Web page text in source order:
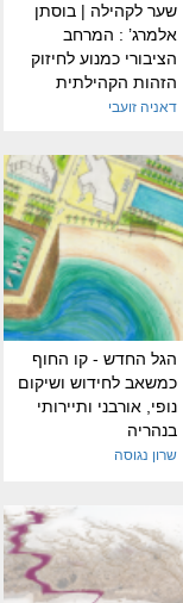
שער לקהילה | בוסתן
אלמרג’ : המרחב
הציבורי כמנוע לחיזוק
הזהות הקהילתית
דאניה זועבי
הגל החדש - קו החוף
כמשאב לחידוש ושיקום
נופי, אורבני ותיירותי
בנהריה
שרון נגוסה